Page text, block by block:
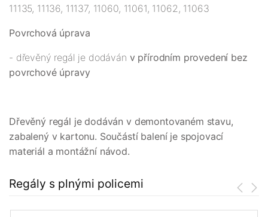
11135, 11136, 11137, 11060, 11061, 11062, 11063
Povrchová úprava
- dřevěný regál je dodáván v přírodním provedení bez
povrchové úpravy
Dřevěný regál je dodáván v demontovaném stavu,
zabalený v kartonu. Součástí balení je spojovací
materiál a montážní návod.
Regály s plnými policemi